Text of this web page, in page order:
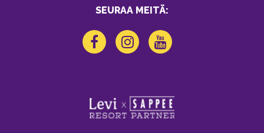
SEURAA MEITÄ: